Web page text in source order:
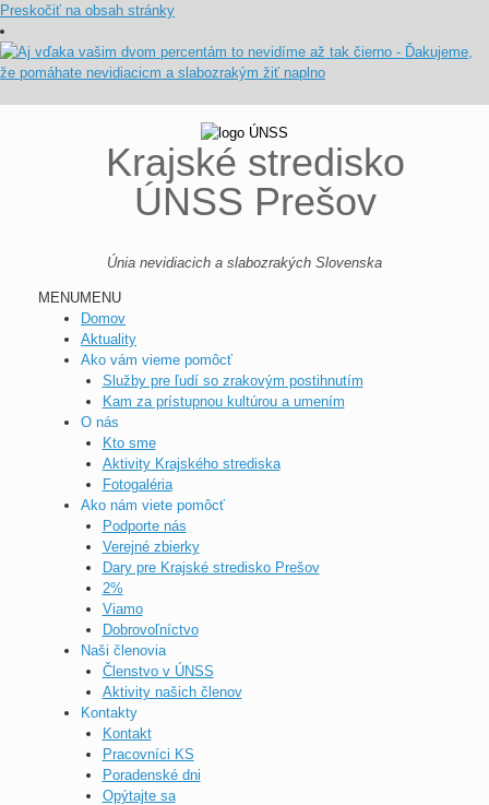
Preskočiť na obsah stránky
Krajské stredisko
ÚNSS Prešov
Únia nevidiacich a slabozrakých Slovenska
MENUMENU
Domov
Aktuality
Ako vám vieme pomôcť
Služby pre ľudí so zrakovým postihnutím
Kam za prístupnou kultúrou a umením
O nás
Kto sme
Aktivity Krajského strediska
Fotogaléria
Ako nám viete pomôcť
Podporte nás
Verejné zbierky
Dary pre Krajské stredisko Prešov
2%
Viamo
Dobrovoľníctvo
Naši členovia
Členstvo v ÚNSS
Aktivity našich členov
Kontakty
Kontakt
Pracovníci KS
Poradenské dni
Opýtajte sa